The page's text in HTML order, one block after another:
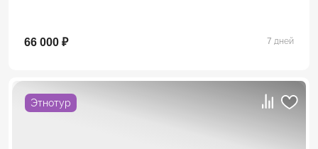
66 000 ₽ 7 дней
Этнотур